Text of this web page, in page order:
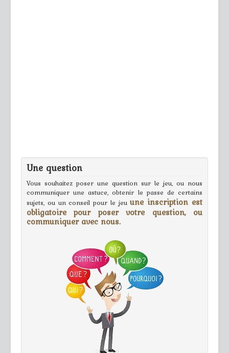
Une question
Vous souhaitez poser une question sur le jeu, ou nous
communiquer une astuce, obtenir le passe de certains
sujets, ou un conseil pour le jeuune inscription est
obligatoire pour poser votre question, ou
communiquer avec nous.